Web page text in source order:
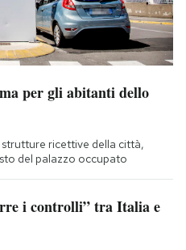
per gli abitanti dello
ricettive della città,
del palazzo occupato
i controlli” tra Italia e